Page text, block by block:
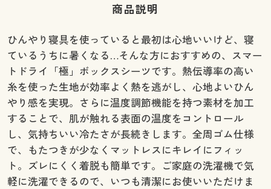
商品説明
ひんやり寝具を使っていると最初は心地いいけど、寝
ているうちに暑くなる…そんな方におすすめの、スマー
トドライ「極」ボックスシーツです。熱伝導率の高い
糸を使った生地が効率よく熱を逃がし、心地よいひん
やり感を実現。さらに温度調節機能を持つ素材を加工
することで、肌が触れる表面の温度をコントロール
し、気持ちいい冷たさが長続きします。全周ゴム仕様
で、もたつきが少なくマットレスにキレイにフィッ
ト。ズレにくく着脱も簡単です。ご家庭の洗濯機で気
軽に洗濯できるので、いつも清潔にお使いいただけま